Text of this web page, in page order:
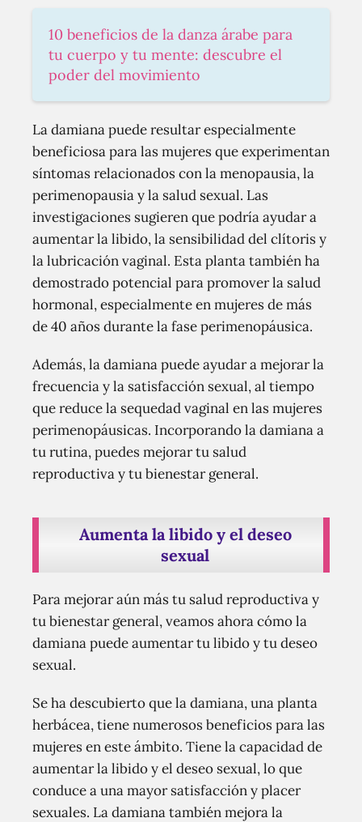
10 beneficios de la danza árabe para
tu cuerpo y tu mente: descubre el
poder del movimiento
La damiana puede resultar especialmente
beneficiosa para las mujeres que experimentan
síntomas relacionados con la menopausia, la
perimenopausia y la salud sexual. Las
investigaciones sugieren que podría ayudar a
aumentar la libido, la sensibilidad del clítoris y
la lubricación vaginal. Esta planta también ha
demostrado potencial para promover la salud
hormonal, especialmente en mujeres de más
de 40 años durante la fase perimenopáusica.
Además, la damiana puede ayudar a mejorar la
frecuencia y la satisfacción sexual, al tiempo
que reduce la sequedad vaginal en las mujeres
perimenopáusicas. Incorporando la damiana a
tu rutina, puedes mejorar tu salud
reproductiva y tu bienestar general.
Aumenta la libido y el deseo
sexual
Para mejorar aún más tu salud reproductiva y
tu bienestar general, veamos ahora cómo la
damiana puede aumentar tu libido y tu deseo
sexual.
Se ha descubierto que la damiana, una planta
herbácea, tiene numerosos beneficios para las
mujeres en este ámbito. Tiene la capacidad de
aumentar la libido y el deseo sexual, lo que
conduce a una mayor satisfacción y placer
sexuales. La damiana también mejora la